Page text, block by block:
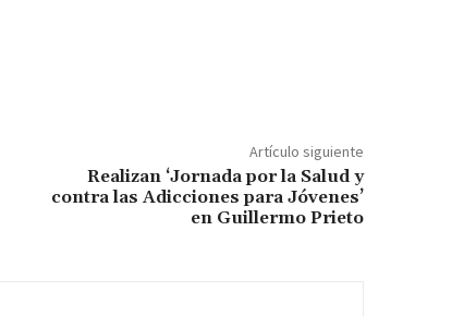
Artículo siguiente
Realizan ‘Jornada por la Salud y
contra las Adicciones para Jóvenes’
en Guillermo Prieto